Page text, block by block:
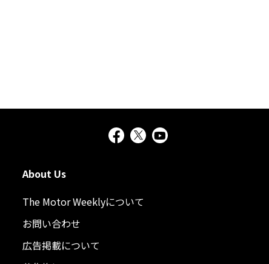
About Us
The Motor Weeklyについて
お問い合わせ
広告掲載について